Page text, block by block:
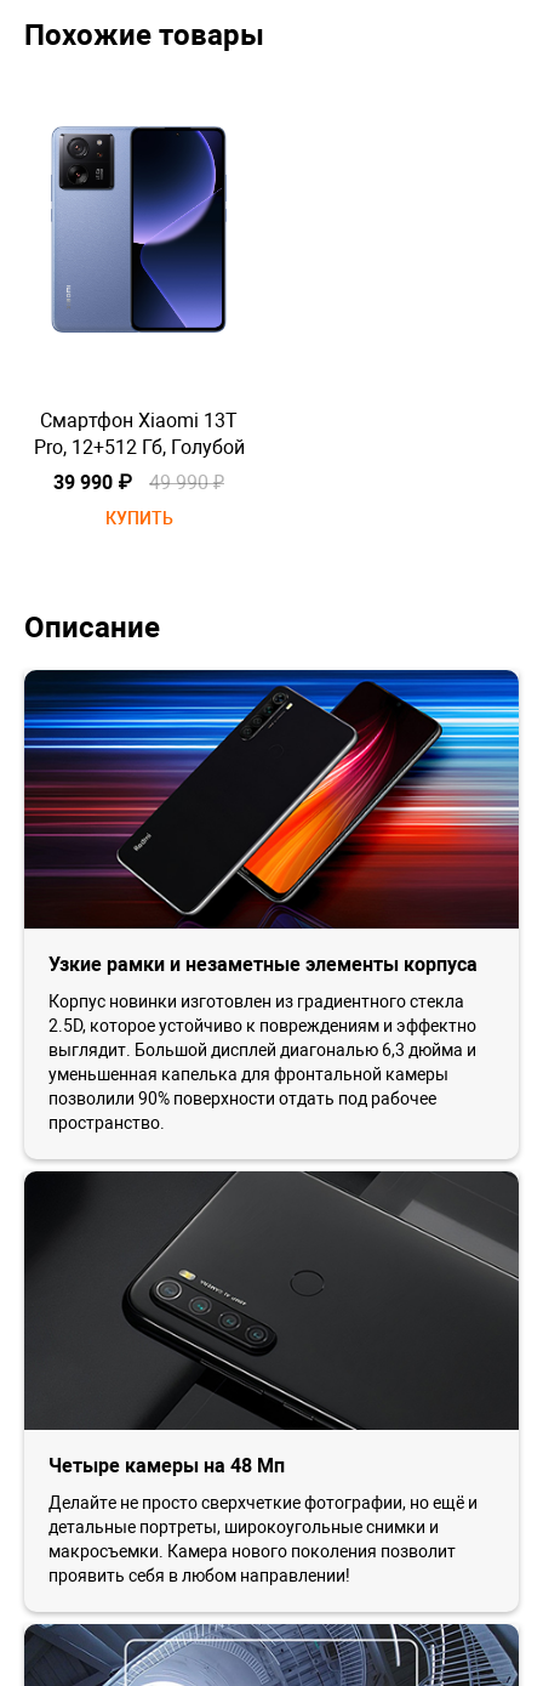
Похожие товары
Смартфон Xiaomi 13T
Pro, 12+512 Гб, Голубой
39 990 ₽
49 990 ₽
КУПИТЬ
Описание
Узкие рамки и незаметные элементы корпуса
Корпус новинки изготовлен из градиентного стекла
2.5D, которое устойчиво к повреждениям и эффектно
выглядит. Большой дисплей диагональю 6,3 дюйма и
уменьшенная капелька для фронтальной камеры
позволили 90% поверхности отдать под рабочее
пространство.
Четыре камеры на 48 Мп
Делайте не просто сверхчеткие фотографии, но ещё и
детальные портреты, широкоугольные снимки и
макросъемки. Камера нового поколения позволит
проявить себя в любом направлении!